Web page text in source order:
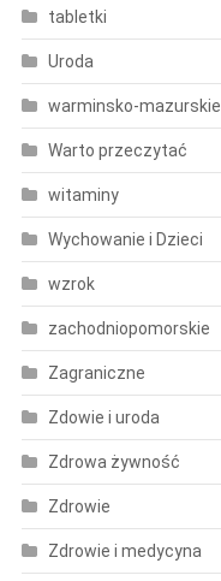
tabletki
Uroda
warminsko-mazurskie
Warto przeczytać
witaminy
Wychowanie i Dzieci
wzrok
zachodniopomorskie
Zagraniczne
Zdowie i uroda
Zdrowa żywność
Zdrowie
Zdrowie i medycyna